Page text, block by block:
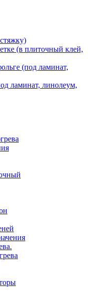
(в плиточный клей,
(под ламинат,
ламинат, линолеум,